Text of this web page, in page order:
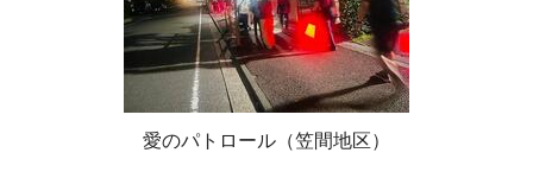
愛のパトロール（笠間地区）